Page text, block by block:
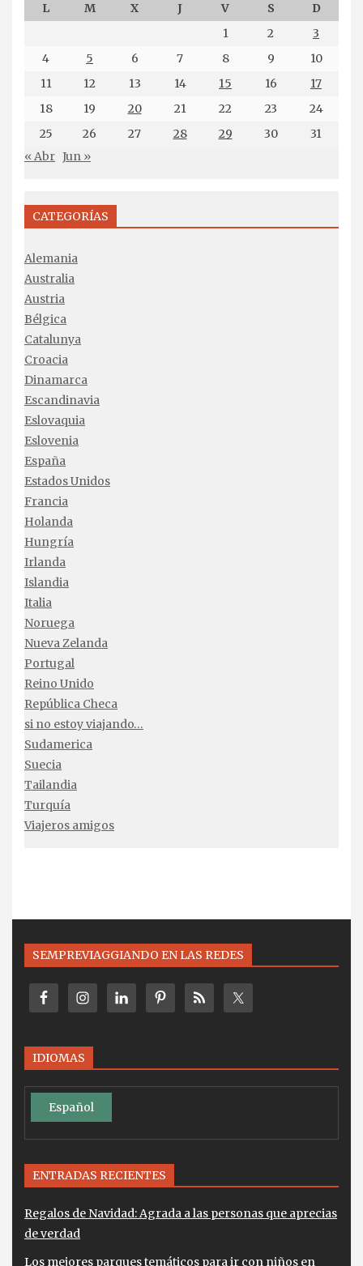
L M X J V S
D
1
2
3
4
5 6 7 8 9
10
11
12 13 14 15 16
17
18
19 20 21 22 23
24
25
26 27 28 29 30
31
« Abr Jun »
CATEGORÍAS
Alemania
Australia
Austria
Bélgica
Catalunya
Croacia
Dinamarca
Escandinavia
Eslovaquia
Eslovenia
España
Estados Unidos
Francia
Holanda
Hungría
Irlanda
Islandia
Italia
Noruega
Nueva Zelanda
Portugal
Reino Unido
República Checa
si no estoy viajando…
Sudamerica
Suecia
Tailandia
Turquía
Viajeros amigos
SEMPREVIAGGIANDO EN LAS REDES
IDIOMAS
Español
ENTRADAS RECIENTES
Regalos de Navidad: Agrada a las personas que aprecias
de verdad
Los mejores parques temáticos para ir con niños en